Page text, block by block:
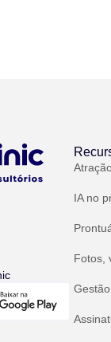
IA no
Fotos,